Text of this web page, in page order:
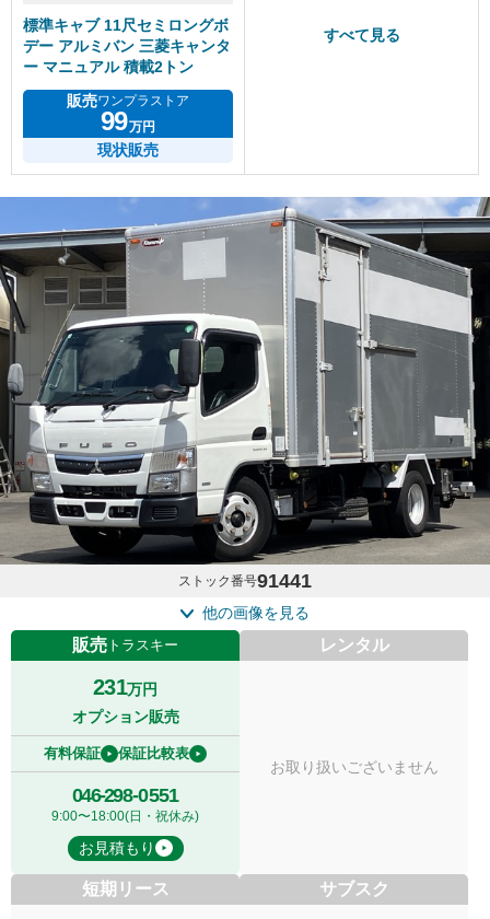
標準キャブ 11尺セミロングボ
デー アルミバン 三菱キャンタ
ー マニュアル 積載2トン
販売ワンプラストア
99万円
現状販売
すべて見る
ストック番号91441
他の画像を見る
販売 トラスキー
231万円
オプション販売
有料保証 保証比較表
046-298-0551
9:00〜18:00(日・祝休み)
お見積もり
レンタル
お取り扱いございません
短期リース サブスク